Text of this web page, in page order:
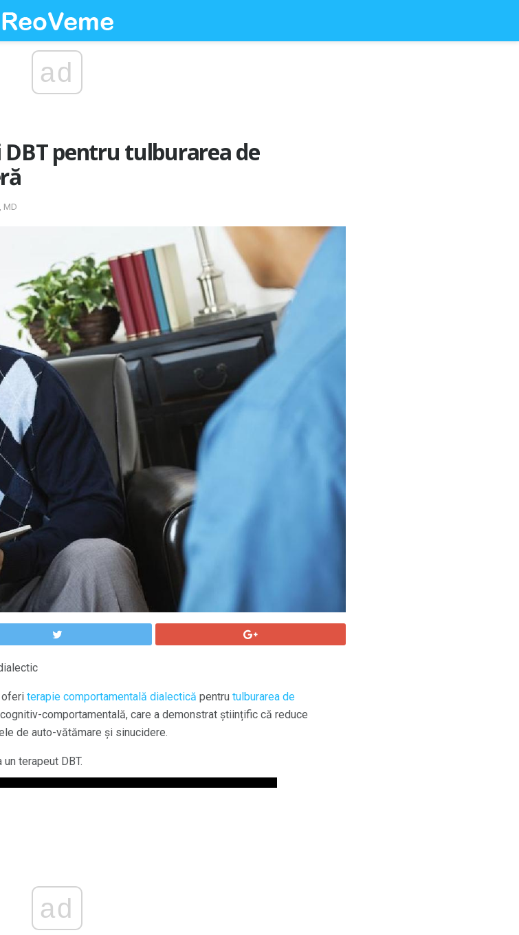
ad
pentru tulburarea de
MD
oferi terapie comportamentală dialectică pentru tulburarea de
comportamentală, care a demonstrat științific că reduce
de auto-vătămare și sinucidere.
terapeut DBT.
ad